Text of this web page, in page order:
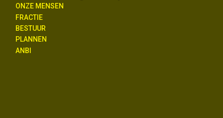
ONZE MENSEN
FRACTIE
BESTUUR
PLANNEN
ANBI